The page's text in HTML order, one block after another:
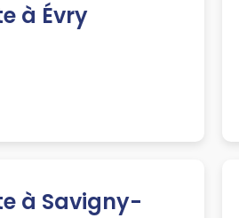
à Évry
à Savigny-